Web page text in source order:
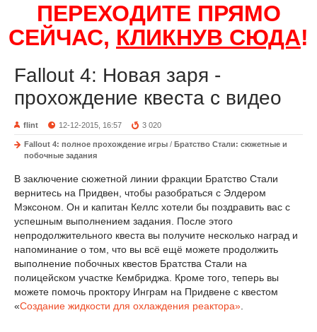
ПЕРЕХОДИТЕ ПРЯМО
СЕЙЧАС, КЛИКНУВ СЮДА!
Fallout 4: Новая заря -
прохождение квеста с видео
flint 12-12-2015, 16:57 3 020
Fallout 4: полное прохождение игры / Братство Стали: сюжетные и
побочные задания
В заключение сюжетной линии фракции Братство Стали
вернитесь на Придвен, чтобы разобраться с Элдером
Мэксоном. Он и капитан Келлс хотели бы поздравить вас с
успешным выполнением задания. После этого
непродолжительного квеста вы получите несколько наград и
напоминание о том, что вы всё ещё можете продолжить
выполнение побочных квестов Братства Стали на
полицейском участке Кембриджа. Кроме того, теперь вы
можете помочь проктору Инграм на Придвене с квестом
«Создание жидкости для охлаждения реактора»